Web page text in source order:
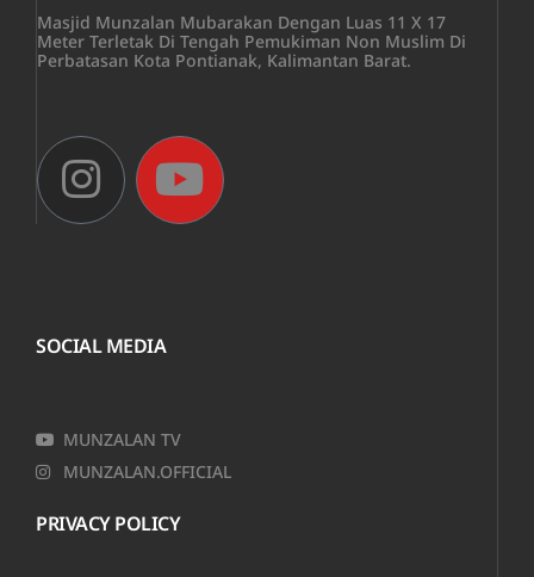
Masjid Munzalan Mubarakan Dengan Luas 11 X 17
Meter Terletak Di Tengah Pemukiman Non Muslim Di
Perbatasan Kota Pontianak, Kalimantan Barat.
SOCIAL MEDIA
MUNZALAN TV
MUNZALAN.OFFICIAL
PRIVACY POLICY